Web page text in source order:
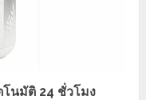
นมัติ 24 ชั่วโมง